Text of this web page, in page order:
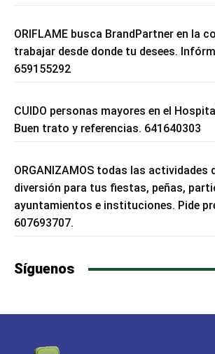
ORIFLAME busca BrandPartner en la
trabajar desde donde tu desees.
659155292
CUIDO personas mayores en el
Buen trato y referencias. 641640303
ORGANIZAMOS todas las actividades
diversión para tus fiestas, peñas,
ayuntamientos e instituciones. Pide
607693707.
Síguenos